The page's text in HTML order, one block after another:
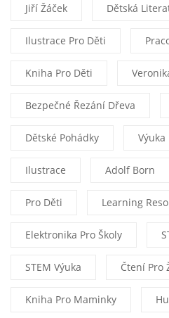
Jiří Žáček Dětská
Ilustrace Pro Děti
Kniha Pro Děti
Bezpečné Řezání Dřeva
Dětské Pohádky Výuka
Ilustrace Adolf Born
Pro Děti Learning
Elektronika Pro Školy
STEM Výuka Čtení Pro
Kniha Pro Maminky